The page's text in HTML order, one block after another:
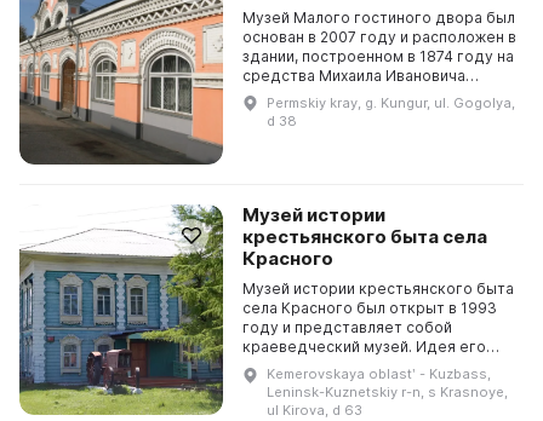
Музей Малого гостиного двора был
основан в 2007 году и расположен в
здании, построенном в 1874 году на
средства Михаила Ивановича
Грибушина. Он содержит
информацию о торгово-
Permskiy kray, g. Kungur, ul. Gogolya,
d 38
Музей истории
крестьянского быта села
Красного
Музей истории крестьянского быта
села Красного был открыт в 1993
году и представляет собой
краеведческий музей. Идея его
создания возникла в результате
многочисленных встреч со
старожилами села и сбор...
Kemerovskaya oblastʹ - Kuzbass,
Leninsk-Kuznetskiy r-n, s Krasnoye,
ul Kirova, d 63